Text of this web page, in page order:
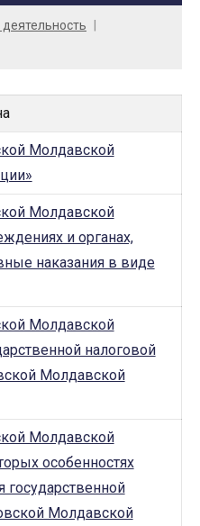
Молдавской
Молдавской
и органах,
наказания в виде
Молдавской
налоговой
Молдавской
Молдавской
особенностях
государственной
Молдавской